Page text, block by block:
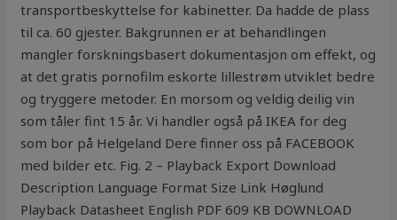
transportbeskyttelse for kabinetter. Da hadde de plass
til ca. 60 gjester. Bakgrunnen er at behandlingen
mangler forskningsbasert dokumentasjon om effekt, og
at det gratis pornofilm eskorte lillestrøm utviklet bedre
og tryggere metoder. En morsom og veldig deilig vin
som tåler fint 15 år. Vi handler også på IKEA for deg
som bor på Helgeland Dere finner oss på FACEBOOK
med bilder etc. Fig. 2 – Playback Export Download
Description Language Format Size Link Høglund
Playback Datasheet English PDF 609 KB DOWNLOAD